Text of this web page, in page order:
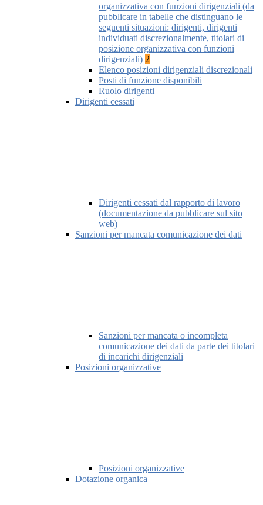
organizzativa con funzioni dirigenziali (da
pubblicare in tabelle che distinguano le
seguenti situazioni: dirigenti, dirigenti
individuati discrezionalmente, titolari di
posizione organizzativa con funzioni
dirigenziali) 2
Elenco posizioni dirigenziali discrezionali
Posti di funzione disponibili
Ruolo dirigenti
Dirigenti cessati
Dirigenti cessati dal rapporto di lavoro
(documentazione da pubblicare sul sito
web)
Sanzioni per mancata comunicazione dei dati
Sanzioni per mancata o incompleta
comunicazione dei dati da parte dei titolari
di incarichi dirigenziali
Posizioni organizzative
Posizioni organizzative
Dotazione organica